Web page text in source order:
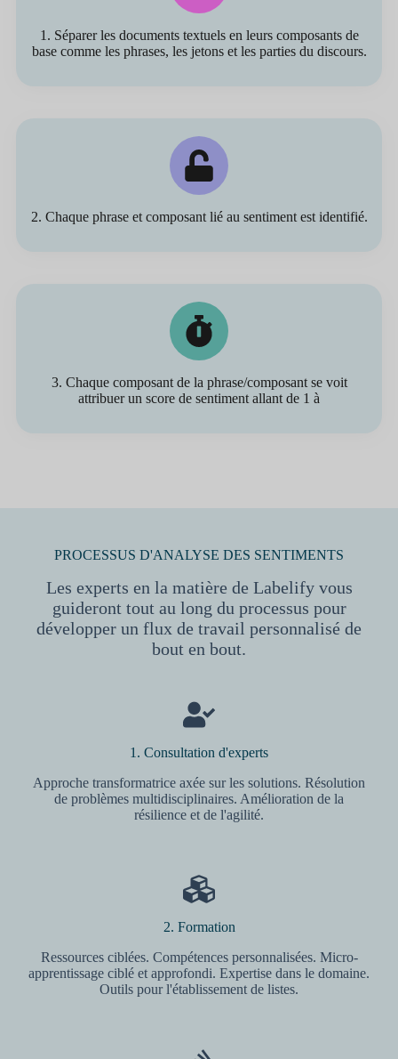
1. Séparer les documents textuels en leurs composants de
base comme les phrases, les jetons et les parties du discours.
2. Chaque phrase et composant lié au sentiment est identifié.
3. Chaque composant de la phrase/composant se voit
attribuer un score de sentiment allant de 1 à
PROCESSUS D'ANALYSE DES SENTIMENTS
Les experts en la matière de Labelify vous
guideront tout au long du processus pour
développer un flux de travail personnalisé de
bout en bout.
1. Consultation d'experts
Approche transformatrice axée sur les solutions. Résolution
de problèmes multidisciplinaires. Amélioration de la
résilience et de l'agilité.
2. Formation
Ressources ciblées. Compétences personnalisées. Micro-
apprentissage ciblé et approfondi. Expertise dans le domaine.
Outils pour l'établissement de listes.